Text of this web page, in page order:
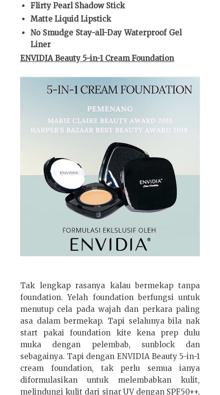
Flirty Pearl Shadow Stick
Matte Liquid Lipstick
No Smudge Stay-all-Day Waterproof Gel
Liner
ENVIDIA Beauty 5-in-1 Cream Foundation
Tak lengkap rasanya kalau bermekap tanpa
foundation. Yelah foundation berfungsi untuk
menutup cela pada wajah dan perkara paling
asa dalam bermekap. Tapi selalunya bila nak
start pakai foundation kite kena prep dulu
muka dengan pelembab, sunblock dan
sebagainya. Tapi dengan ENVIDIA Beauty 5-in-1
cream foundation, tak perlu semua ianya
diformulasikan untuk melembabkan kulit,
melindungi kulit dari sinar UV dengan SPF50++,